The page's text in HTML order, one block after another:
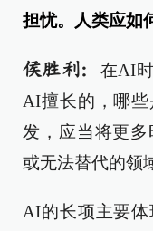
担忧。人类应如
侯胜利： 在AI
AI擅长的，哪
发，应当将更
或无法替代的领
AI的长项主要